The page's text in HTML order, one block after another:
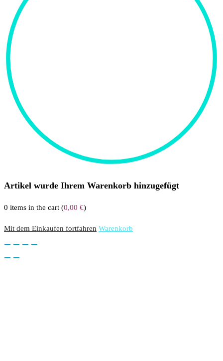
Artikel wurde Ihrem Warenkorb hinzugefügt
0 items in the cart (0,00 €)
Mit dem Einkaufen fortfahren Warenkorb